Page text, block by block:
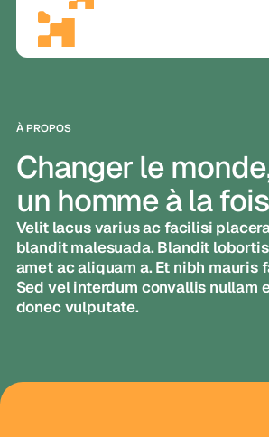
À PROPOS
Changer le
un homme à la fois
Velit lacus varius ac facilisi
blandit malesuada. Blandit
amet ac aliquam a. Et nibh mauris
Sed vel interdum convallis nullam
donec vulputate.